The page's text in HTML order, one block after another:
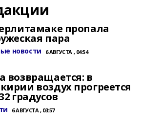
пропала
пара
новости 6 АВГУСТА , 04:54
возвращается: в
воздух прогреется
градусов
6 АВГУСТА , 03:57